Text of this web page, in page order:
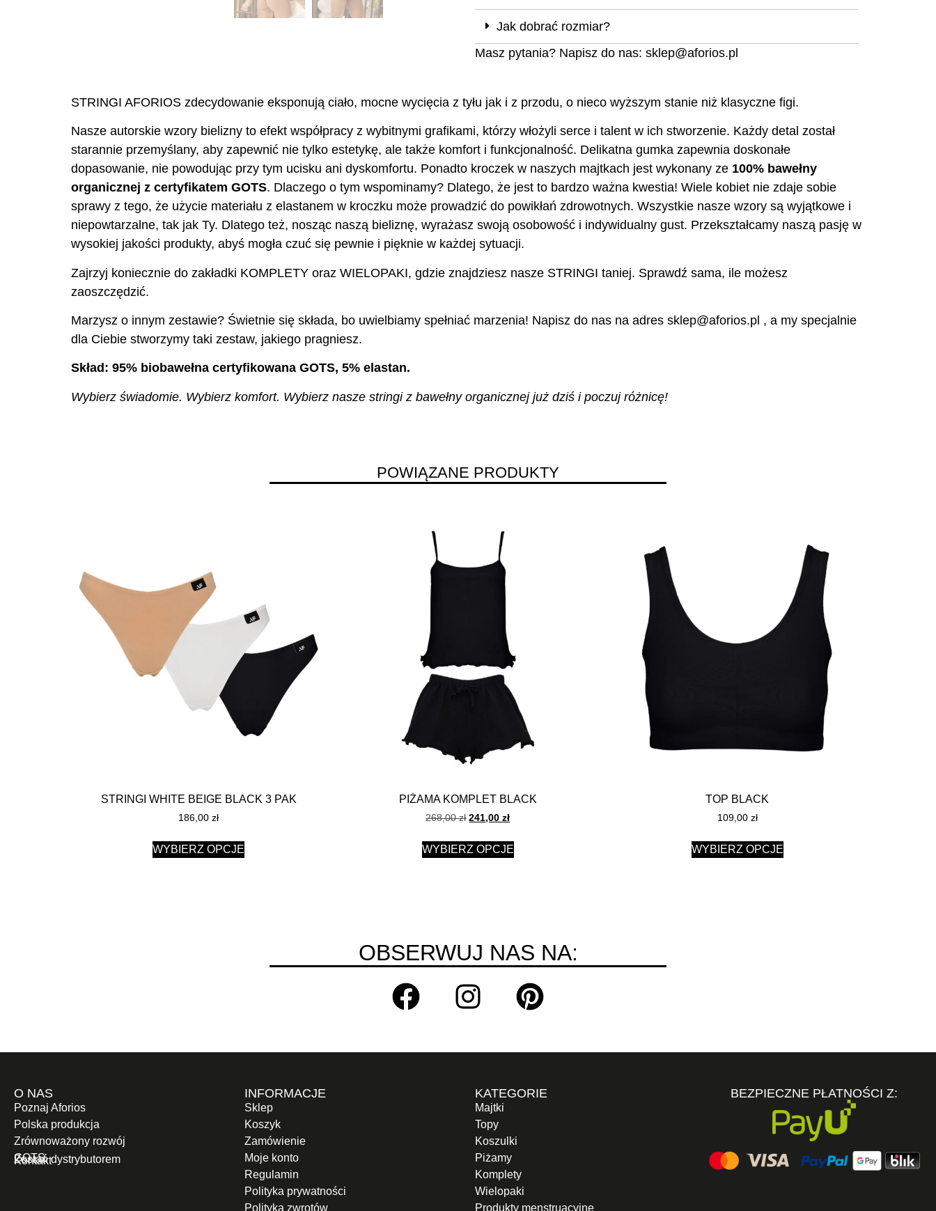
Jak dobrać rozmiar?
Masz pytania? Napisz do nas: sklep@aforios.pl
STRINGI AFORIOS zdecydowanie eksponują ciało, mocne wycięcia z tyłu jak i z przodu, o nieco wyższym stanie niż klasyczne figi.
Nasze autorskie wzory bielizny to efekt współpracy z wybitnymi grafikami, którzy włożyli serce i talent w ich stworzenie. Każdy detal został
starannie przemyślany, aby zapewnić nie tylko estetykę, ale także komfort i funkcjonalność. Delikatna gumka zapewnia doskonałe
dopasowanie, nie powodując przy tym ucisku ani dyskomfortu. Ponadto kroczek w naszych majtkach jest wykonany ze 100% bawełny
organicznej z certyfikatem GOTS. Dlaczego o tym wspominamy? Dlatego, że jest to bardzo ważna kwestia! Wiele kobiet nie zdaje sobie
sprawy z tego, że użycie materiału z elastanem w kroczku może prowadzić do powikłań zdrowotnych. Wszystkie nasze wzory są wyjątkowe i
niepowtarzalne, tak jak Ty. Dlatego też, nosząc naszą bieliznę, wyrażasz swoją osobowość i indywidualny gust. Przekształcamy naszą pasję w
wysokiej jakości produkty, abyś mogła czuć się pewnie i pięknie w każdej sytuacji.
Zajrzyj koniecznie do zakładki KOMPLETY oraz WIELOPAKI, gdzie znajdziesz nasze STRINGI taniej. Sprawdź sama, ile możesz
zaoszczędzić.
Marzysz o innym zestawie? Świetnie się składa, bo uwielbiamy spełniać marzenia! Napisz do nas na adres sklep@aforios.pl , a my specjalnie
dla Ciebie stworzymy taki zestaw, jakiego pragniesz.
Skład: 95% biobawełna certyfikowana GOTS, 5% elastan.
Wybierz świadomie. Wybierz komfort. Wybierz nasze stringi z bawełny organicznej już dziś i poczuj różnicę!
POWIĄZANE PRODUKTY
STRINGI WHITE BEIGE BLACK 3 PAK
186,00zł
WYBIERZ OPCJE
PIŻAMA KOMPLET BLACK
268,00zł 241,00zł
WYBIERZ OPCJE
TOP BLACK
109,00 zł
WYBIERZ OPCJE
OBSERWUJ NAS NA:
O NAS
Poznaj Aforios
Polska produkcja
Zrównoważony rozwój
GOTS
Zostań dystrybutorem
Kontakt
INFORMACJE
Sklep
Koszyk
Zamówienie
Moje konto
Regulamin
Polityka prywatności
Polityka zwrotów
KATEGORIE
Majtki
Topy
Koszulki
Piżamy
Komplety
Wielopaki
Produkty menstruacyjne
BEZPIECZNE PŁATNOŚCI Z: